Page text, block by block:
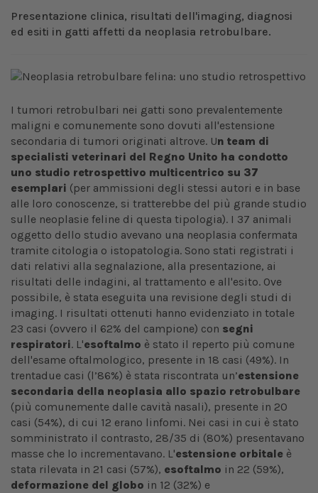
Presentazione clinica, risultati dell'imaging, diagnosi
ed esiti in gatti affetti da neoplasia retrobulbare.
I tumori retrobulbari nei gatti sono prevalentemente
maligni e comunemente sono dovuti all'estensione
secondaria di tumori originati altrove. Un team di
specialisti veterinari del Regno Unito ha condotto
uno studio retrospettivo multicentrico su 37
esemplari (per ammissioni degli stessi autori e in base
alle loro conoscenze, si tratterebbe del più grande studio
sulle neoplasie feline di questa tipologia). I 37 animali
oggetto dello studio avevano una neoplasia confermata
tramite citologia o istopatologia. Sono stati registrati i
dati relativi alla segnalazione, alla presentazione, ai
risultati delle indagini, al trattamento e all'esito. Ove
possibile, è stata eseguita una revisione degli studi di
imaging. I risultati ottenuti hanno evidenziato in totale
23 casi (ovvero il 62% del campione) con segni
respiratori. L'esoftalmo è stato il reperto più comune
dell'esame oftalmologico, presente in 18 casi (49%). In
trentadue casi (l’86%) è stata riscontrata un’estensione
secondaria della neoplasia allo spazio retrobulbare
(più comunemente dalle cavità nasali), presente in 20
casi (54%), di cui 12 erano linfomi. Nei casi in cui è stato
somministrato il contrasto, 28/35 di (80%) presentavano
masse che lo incrementavano. L'estensione orbitale è
stata rilevata in 21 casi (57%), esoftalmo in 22 (59%),
deformazione del globo in 12 (32%) e